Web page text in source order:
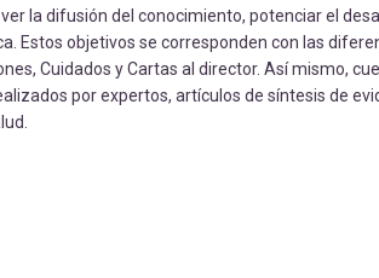
la difusión del conocimiento, potenciar el
Estos objetivos se corresponden con las
Cuidados y Cartas al director. Así mismo,
por expertos, artículos de síntesis de